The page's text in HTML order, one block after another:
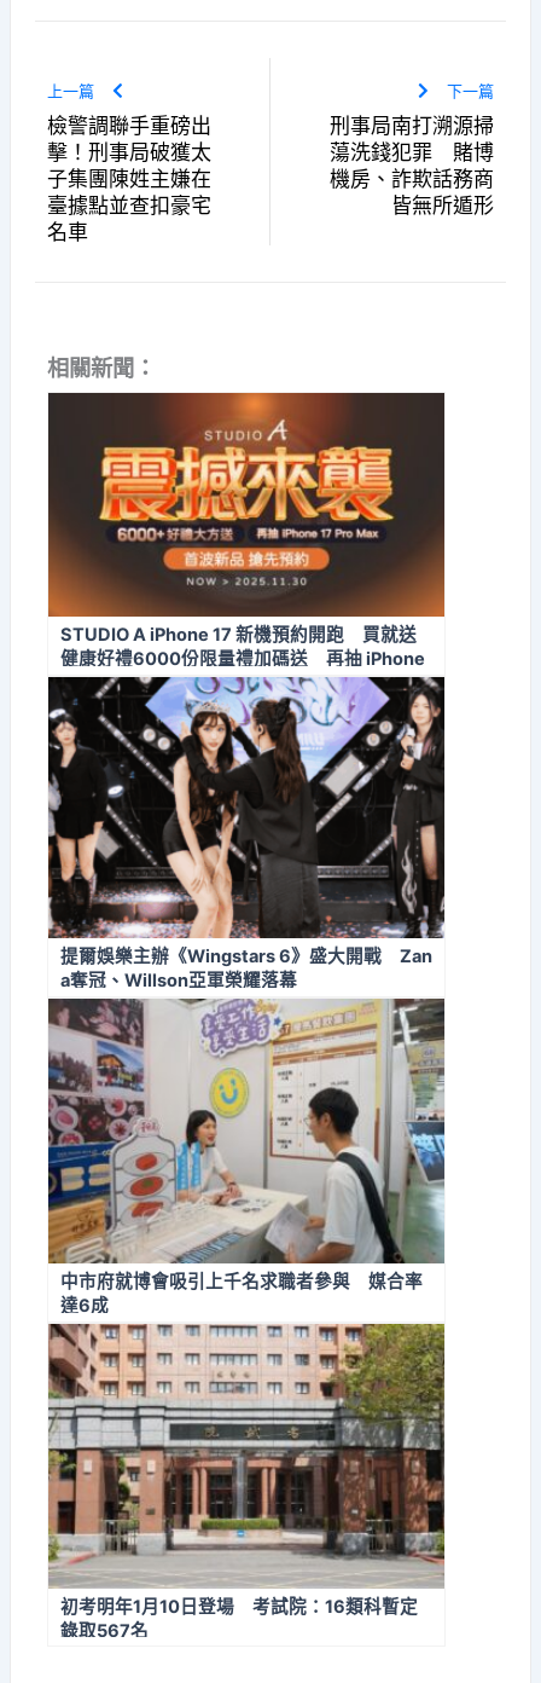
上一篇
檢警調聯手重磅出
擊！刑事局破獲太
子集團陳姓主嫌在
臺據點並查扣豪宅
名車
下一篇
刑事局南打溯源掃
蕩洗錢犯罪 賭博
機房、詐欺話務商
皆無所遁形
相關新聞：
STUDIO A iPhone 17 新機預約開跑 買就送
健康好禮6000份限量禮加碼送 再抽 iPhone
17 Pro Max
提爾娛樂主辦《Wingstars 6》盛大開戰 Zan
a奪冠、Willson亞軍榮耀落幕
中市府就博會吸引上千名求職者參與 媒合率
達6成
初考明年1月10日登場 考試院：16類科暫定
錄取567名